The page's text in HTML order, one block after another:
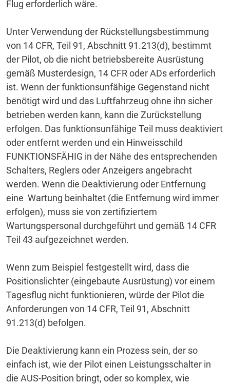
Flug erforderlich wäre.
Unter Verwendung der Rückstellungsbestimmung
von 14 CFR, Teil 91, Abschnitt 91.213(d), bestimmt
der Pilot, ob die nicht betriebsbereite Ausrüstung
gemäß Musterdesign, 14 CFR oder ADs erforderlich
ist. Wenn der funktionsunfähige Gegenstand nicht
benötigt wird und das Luftfahrzeug ohne ihn sicher
betrieben werden kann, kann die Zurückstellung
erfolgen. Das funktionsunfähige Teil muss deaktiviert
oder entfernt werden und ein Hinweisschild
FUNKTIONSFÄHIG in der Nähe des entsprechenden
Schalters, Reglers oder Anzeigers angebracht
werden. Wenn die Deaktivierung oder Entfernung
eine Wartung beinhaltet (die Entfernung wird immer
erfolgen), muss sie von zertifiziertem
Wartungspersonal durchgeführt und gemäß 14 CFR
Teil 43 aufgezeichnet werden.
Wenn zum Beispiel festgestellt wird, dass die
Positionslichter (eingebaute Ausrüstung) vor einem
Tagesflug nicht funktionieren, würde der Pilot die
Anforderungen von 14 CFR, Teil 91, Abschnitt
91.213(d) befolgen.
Die Deaktivierung kann ein Prozess sein, der so
einfach ist, wie der Pilot einen Leistungsschalter in
die AUS-Position bringt, oder so komplex, wie